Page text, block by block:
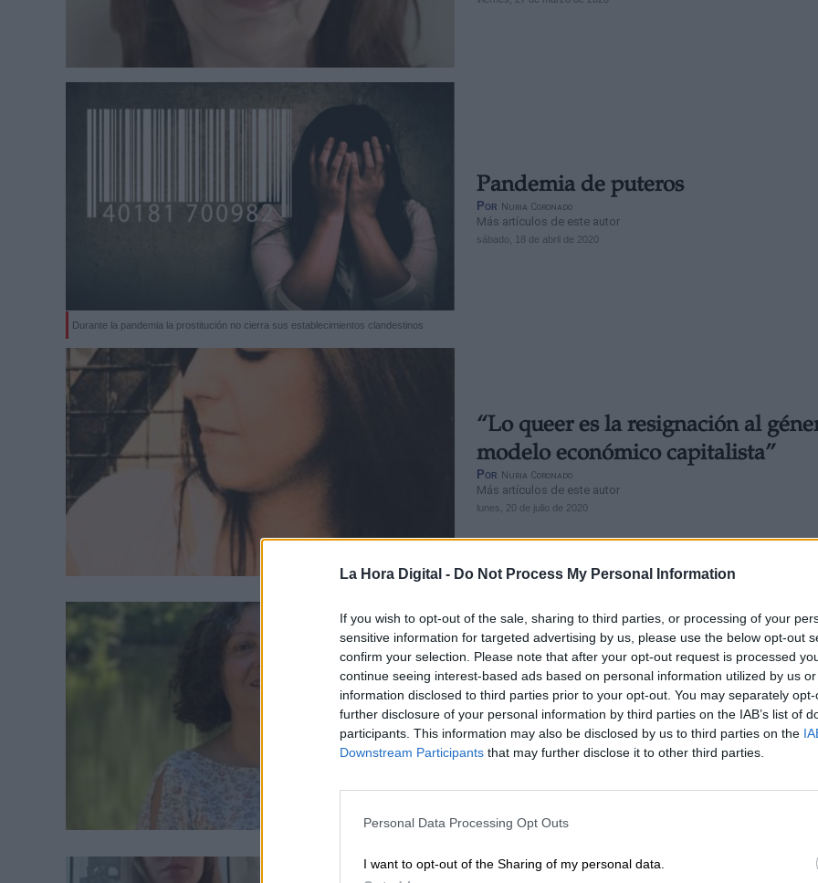
La Hora Digital - Do Not Process My Personal Information
If you wish to opt-out of the sale, sharing to third parties, or processing of your
sensitive information for targeted advertising by us, please use the below opt-out
confirm your selection. Please note that after your opt-out request is processed
continue seeing interest-based ads based on personal information utilized by us
information disclosed to third parties prior to your opt-out. You may separately
further disclosure of your personal information by third parties on the IAB’s list of
participants. This information may also be disclosed by us to third parties on the
Downstream Participants that may further disclose it to other third parties.
Personal Data Processing Opt Outs
I want to opt-out of the Sharing of my personal data.
Durante la pandemia la prostitución no cierra sus establecimientos clandestinos
Pandemia de puteros
Por Nuria Coronado
Más artículos de este autor
sábado, 18 de abril de 2020
“Lo queer es la resignación al
modelo económico capitalista”
Por Nuria Coronado
Más artículos de este autor
lunes, 20 de julio de 2020
“Educar a niñas y niños libres de
imposiciones sexistas es el mejor
tratamiento preventivo para la
de género”
Entrevista a Elizabeth Tarrío, médica del Servicio de
Urgencias Canario e integrante del grupo de Salud,
y detransiciones de la Alianza Contra el Borrado de
PorNuria Coronado
jueves, 6 de agosto de 2020